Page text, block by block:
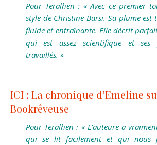
Pour Teralhen : « Avec ce premier
style de Christine Barsi. Sa plume est
fluide et entraînante. Elle décrit
qui est assez scientifique et ses
travaillés. »
ICI : La chronique d’Emeline
Bookrêveuse
Pour Teralhen : « L’auteure a
qui se lit facilement et qui nous